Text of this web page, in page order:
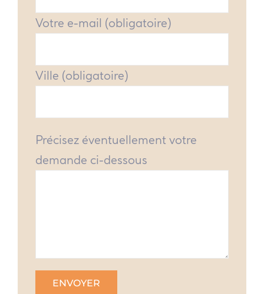
Votre e-mail (obligatoire)
Ville (obligatoire)
Précisez éventuellement votre
demande ci-dessous